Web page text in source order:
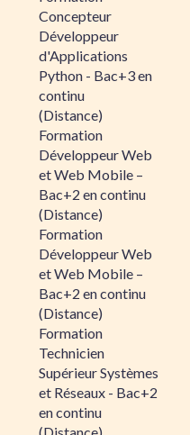
Concepteur
Développeur
d'Applications
Python - Bac+3 en
continu
(Distance)
Formation
Développeur Web
et Web Mobile –
Bac+2 en continu
(Distance)
Formation
Développeur Web
et Web Mobile –
Bac+2 en continu
(Distance)
Formation
Technicien
Supérieur Systèmes
et Réseaux - Bac+2
en continu